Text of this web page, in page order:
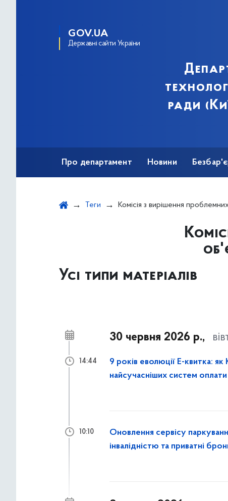
GOV.UA
Державні сайти України
ради
Про департамент Новини
Теги Комісія з вирішення проблемних питань по об'єктах
Усі типи матеріалів
30 червня 2026 р.,
9 років еволюції Е-квитка: як
найсучасніших систем оплати
14:44
Оновлення сервісу
інвалідністю та приватні
10:10